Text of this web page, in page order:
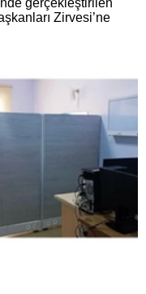
Zirvesi’ne